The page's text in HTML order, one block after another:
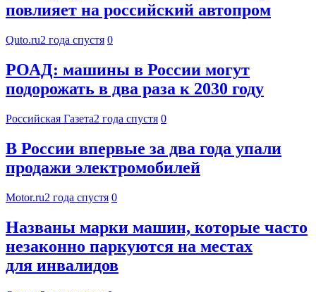
повлияет на российский автопром
Quto.ru2 года спустя 0
РОАД: машины в России могут
подорожать в два раза к 2030 году
Российская Газета2 года спустя 0
В России впервые за два года упали
продажи электромобилей
Motor.ru2 года спустя 0
Названы марки машин, которые часто
незаконно паркуются на местах
для инвалидов